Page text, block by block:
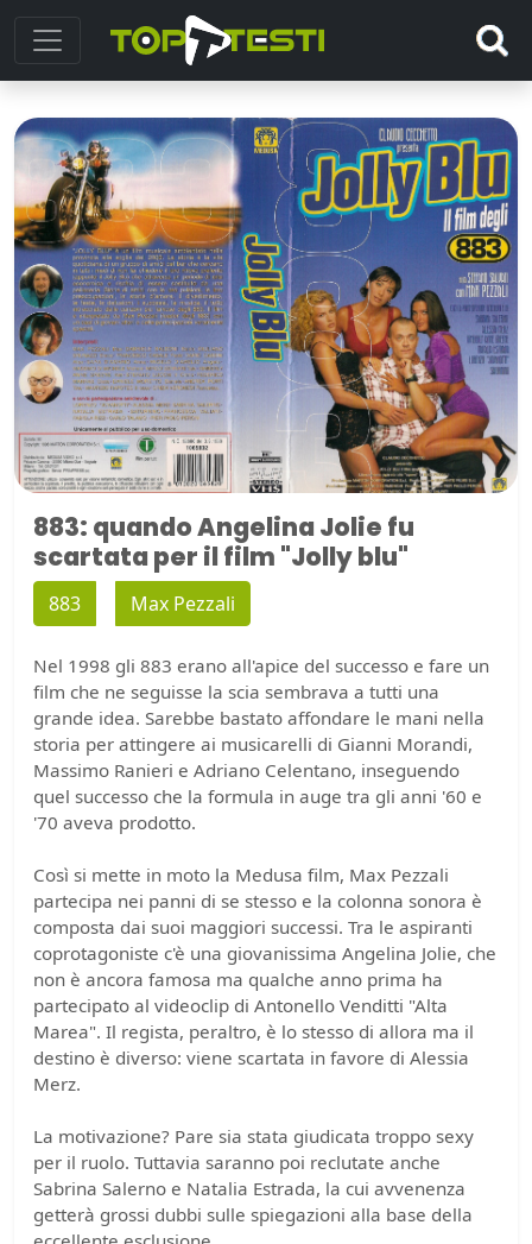
883: quando Angelina Jolie fu
scartata per il film "Jolly blu"
883 Max Pezzali
Nel 1998 gli 883 erano all'apice del successo e fare un
film che ne seguisse la scia sembrava a tutti una
grande idea. Sarebbe bastato affondare le mani nella
storia per attingere ai musicarelli di Gianni Morandi,
Massimo Ranieri e Adriano Celentano, inseguendo
quel successo che la formula in auge tra gli anni '60 e
'70 aveva prodotto.
Così si mette in moto la Medusa film, Max Pezzali
partecipa nei panni di se stesso e la colonna sonora è
composta dai suoi maggiori successi. Tra le aspiranti
coprotagoniste c'è una giovanissima Angelina Jolie, che
non è ancora famosa ma qualche anno prima ha
partecipato al videoclip di Antonello Venditti "Alta
Marea". Il regista, peraltro, è lo stesso di allora ma il
destino è diverso: viene scartata in favore di Alessia
Merz.
La motivazione? Pare sia stata giudicata troppo sexy
per il ruolo. Tuttavia saranno poi reclutate anche
Sabrina Salerno e Natalia Estrada, la cui avvenenza
getterà grossi dubbi sulle spiegazioni alla base della